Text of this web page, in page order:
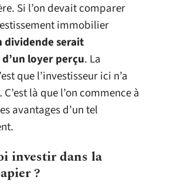
Si l’on devait comparer
immobilier
dividende serait
loyer perçu. La
que l’investisseur ici n’a
là que l’on commence à
avantages d’un tel
investir dans la
?